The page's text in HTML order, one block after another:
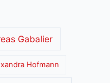
Gabalier
Hofmann